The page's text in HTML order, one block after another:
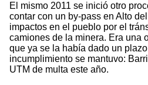
El mismo 2011 se inició otro
contar con un by-pass en Alto
impactos en el pueblo por el
camiones de la minera. Era una
que ya se la había dado un
incumplimiento se mantuvo:
UTM de multa este año.